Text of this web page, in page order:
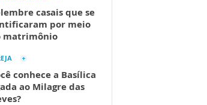
casais que se
por meio
matrimônio
conhece a Basílica
ao Milagre das